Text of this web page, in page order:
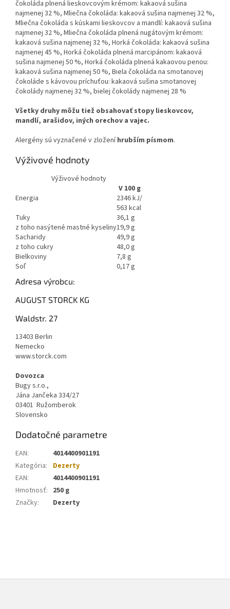
čokoláda plnená lieskovcovým krémom: kakaová sušina
najmenej 32 %, Mliečna čokoláda: kakaová sušina najmenej 32 %,
Mliečna čokoláda s kúskami lieskovcov a mandlí: kakaová sušina
najmenej 32 %, Mliečna čokoláda plnená nugátovým krémom:
kakaová sušina najmenej 32 %, Horká čokoláda: kakaová sušina
najmenej 45 %, Horká čokoláda plnená marcipánom: kakaová
sušina najmenej 50 %, Horká čokoláda plnená kakaovou penou:
kakaová sušina najmenej 50 %, Biela čokoláda na smotanovej
čokoláde s kávovou príchuťou: kakaová sušina smotanovej
čokolády najmenej 32 %, bielej čokolády najmenej 28 %
Všetky druhy môžu tiež obsahovať stopy lieskovcov,
mandlí, arašidov, iných orechov a vajec.
Alergény sú vyznačené v zloženíhrubším písmom.
Výživové hodnoty
Výživové hodnoty
V 100 g
Energia
2346 kJ/
563 kcal
Tuky
36,1 g
z toho nasýtené mastné kyseliny19,9 g
Sacharidy
49,9 g
z toho cukry
48,0 g
Bielkoviny
7,8 g
Soľ
0,17 g
Adresa výrobcu:
AUGUST STORCK KG
Waldstr. 27
13403 Berlin
Nemecko
www.storck.com
Dovozca
Bugy s.r.o.,
Jána Jančeka 334/27
03401 Ružomberok
Slovensko
Dodatočné parametre
EAN:
4014400901191
Kategória:
Dezerty
EAN:
4014400901191
Hmotnosť: 250 g
Značky: Dezerty